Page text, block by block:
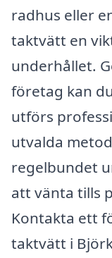
radhus eller
taktvätt en
underhållet.
företag kan
utförs
utvalda
regelbundet
att vänta tills
Kontakta ett
taktvätt i